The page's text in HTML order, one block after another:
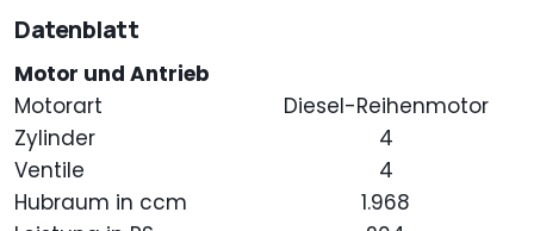
Datenblatt
Motor und Antrieb
Motorart
Diesel-Reihenmotor
Zylinder
4
Ventile
4
Hubraum in ccm
1.968